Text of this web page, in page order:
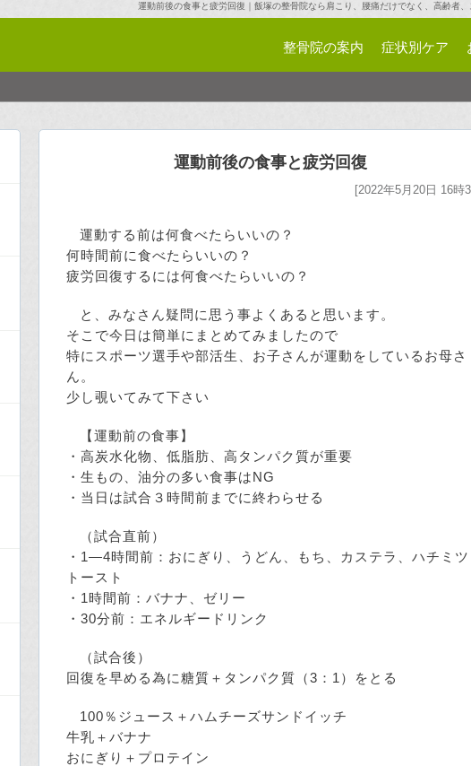
運動前後の食事と疲労回復｜飯塚の整骨院なら肩こり、腰痛だけでなく、高齢者
運動前後の食事と疲労回復
[2022年5月20日 16時
運動する前は何食べたらいいの？
何時間前に食べたらいいの？
疲労回復するには何食べたらいいの？
と、みなさん疑問に思う事よくあると思います。
そこで今日は簡単にまとめてみましたので
特にスポーツ選手や部活生、お子さんが運動をしているお母さ
ん。
少し覗いてみて下さい
【運動前の食事】
・高炭水化物、低脂肪、高タンパク質が重要
・生もの、油分の多い食事はNG
・当日は試合３時間前までに終わらせる
（試合直前）
・1―4時間前：おにぎり、うどん、もち、カステラ、ハチミツ
トースト
・1時間前：バナナ、ゼリー
・30分前：エネルギードリンク
（試合後）
回復を早める為に糖質＋タンパク質（3：1）をとる
100％ジュース＋ハムチーズサンドイッチ
牛乳＋バナナ
おにぎり＋プロテイン
症状別ケア
整骨院の案内